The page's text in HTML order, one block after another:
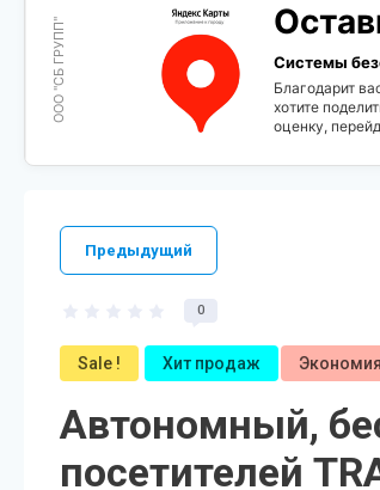
ООО "СБ ГРУПП" Системы
Благодарит
хотите
оценку,
Предыдущий
0
Sale ! Хит продаж
Автономный,
посетителей